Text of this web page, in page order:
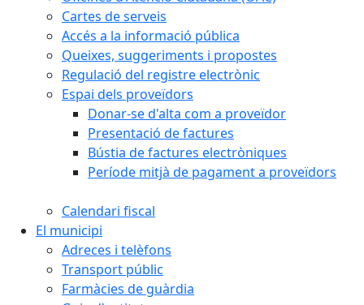
Cartes de serveis
Accés a la informació pública
Queixes, suggeriments i propostes
Regulació del registre electrònic
Espai dels proveïdors
Donar-se d'alta com a proveïdor
Presentació de factures
Bústia de factures electròniques
Període mitjà de pagament a proveïdors
Calendari fiscal
El municipi
Adreces i telèfons
Transport públic
Farmàcies de guàrdia